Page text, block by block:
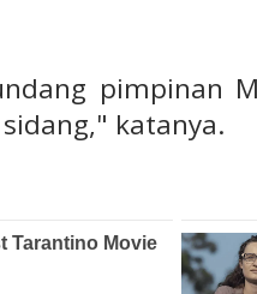
pimpinan
katanya.